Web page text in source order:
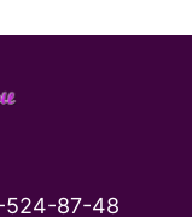
524-87-48